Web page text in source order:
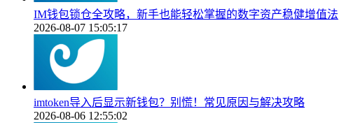
IM钱包锁仓全攻略，新手也能轻松掌握的数字资产稳健增值法
2026-08-07 15:05:17
imtoken导入后显示新钱包？别慌！常见原因与解决攻略
2026-08-06 12:55:02